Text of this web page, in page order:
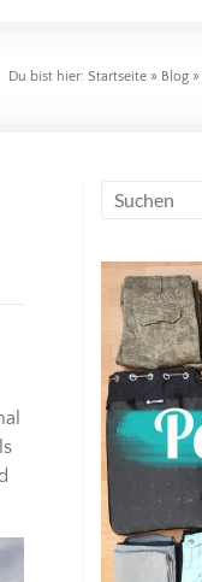
Du bist hier: Startseite » Blog »